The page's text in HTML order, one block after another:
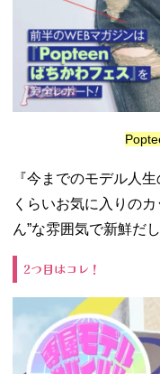
『今までのモデル人
くらいお気に入りの
ん”な雰囲気で新鮮だ
2つ目はコレ！